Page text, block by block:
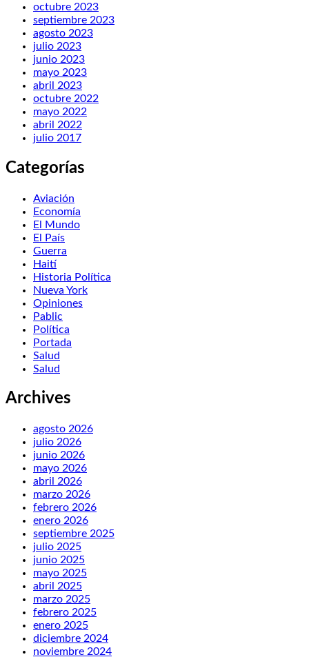
octubre 2023
septiembre 2023
agosto 2023
julio 2023
junio 2023
mayo 2023
abril 2023
octubre 2022
mayo 2022
abril 2022
julio 2017
Categorías
Aviación
Economía
El Mundo
El País
Guerra
Haití
Historia Política
Nueva York
Opiniones
Pablic
Política
Portada
Salud
Salud
Archives
agosto 2026
julio 2026
junio 2026
mayo 2026
abril 2026
marzo 2026
febrero 2026
enero 2026
septiembre 2025
julio 2025
junio 2025
mayo 2025
abril 2025
marzo 2025
febrero 2025
enero 2025
diciembre 2024
noviembre 2024